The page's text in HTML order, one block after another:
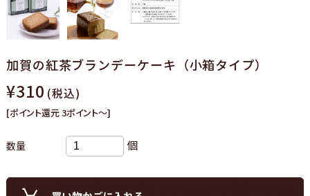
加賀の紅茶ブランデーケーキ（小箱タイプ）
¥310 (税込)
[ポイント還元 3ポイント～]
数量 個